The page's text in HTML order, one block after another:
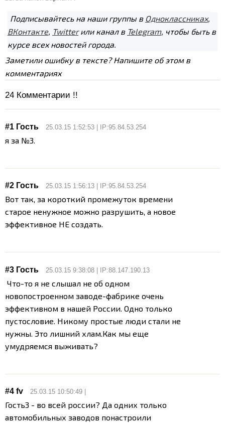
Подписывайтесь на наши группы в Одноклассниках,
ВКонтакте, Twitterили канал в Telegram, чтобы быть в
курсе всех новостей города.
Заметили ошибку в тексте? Напишите об этом в
комментариях
24 Комментарии !!
#1 Гость 25.03.15 1:52:53 | IP:95.84.53.254
я за №3.
#2 Гость 25.03.15 1:56:13 | IP:95.84.53.254
Вот так, за короткий промежуток времени
старое ненужное можно разрушить, а новое
эффективное НЕ создать.
#3 Гость 25.03.15 9:38:08 | IP:88.147.190.13
Что-то я не слышал не об одном
новопостроенном заводе-фабрике очень
эффективном в нашей России. Одно только
пустословие. Никому простые люди стали не
нужны. Это лишний хлам.Как мы еще
умудряемся выживать?
#4 fv 25.03.15 10:50:49 |
Гость3 - во всей россии? Да одних только
автомобильных заводов понастроили